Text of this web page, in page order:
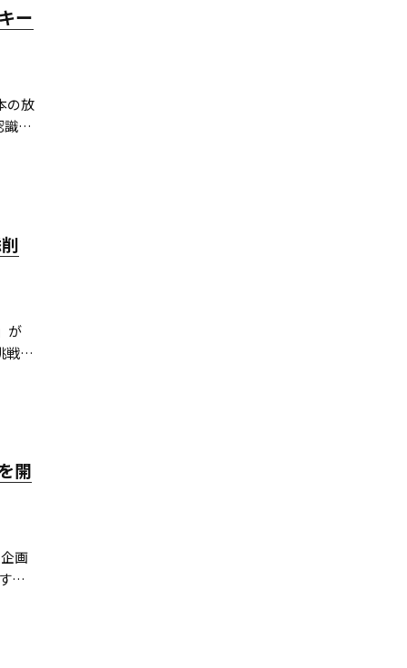
ー
の放
識AI
が
戦
番
開
画